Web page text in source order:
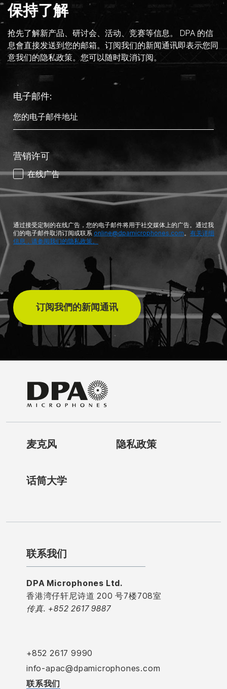
保持了解
抢先了解新产品、研讨会、活动、竞赛等信息。 DPA 的信
息會直接发送到您的邮箱。订阅我们的新闻通讯即表示您同
意我们的隐私政策。您可以随时取消订阅。
电子邮件:
营销许可
在线广告
通过接受定制的在线广告，您的电子邮件将用于社交媒体上的广告。通过我
们的电子邮件取消订阅或联系 online@dpamicrophones.com 。 有关详细
信息，请参阅我们的隐私政策。
订阅我們的新闻通讯
麦克风 隐私政策
话筒大学
联系我们
DPA Microphones Ltd.
香港湾仔轩尼诗道 200 号7楼708室
传真. +852 2617 9887
+852 2617 9990
info-apac@dpamicrophones.com
联系我们